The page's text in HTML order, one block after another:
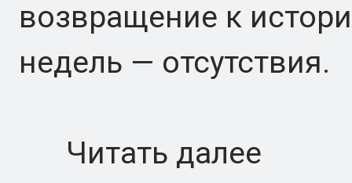
возвращение к
недель — отсутствия.
Читать далее